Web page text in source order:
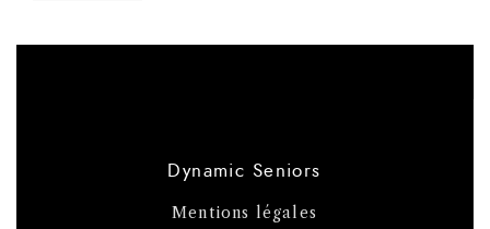
Dynamic Seniors
Mentions légales